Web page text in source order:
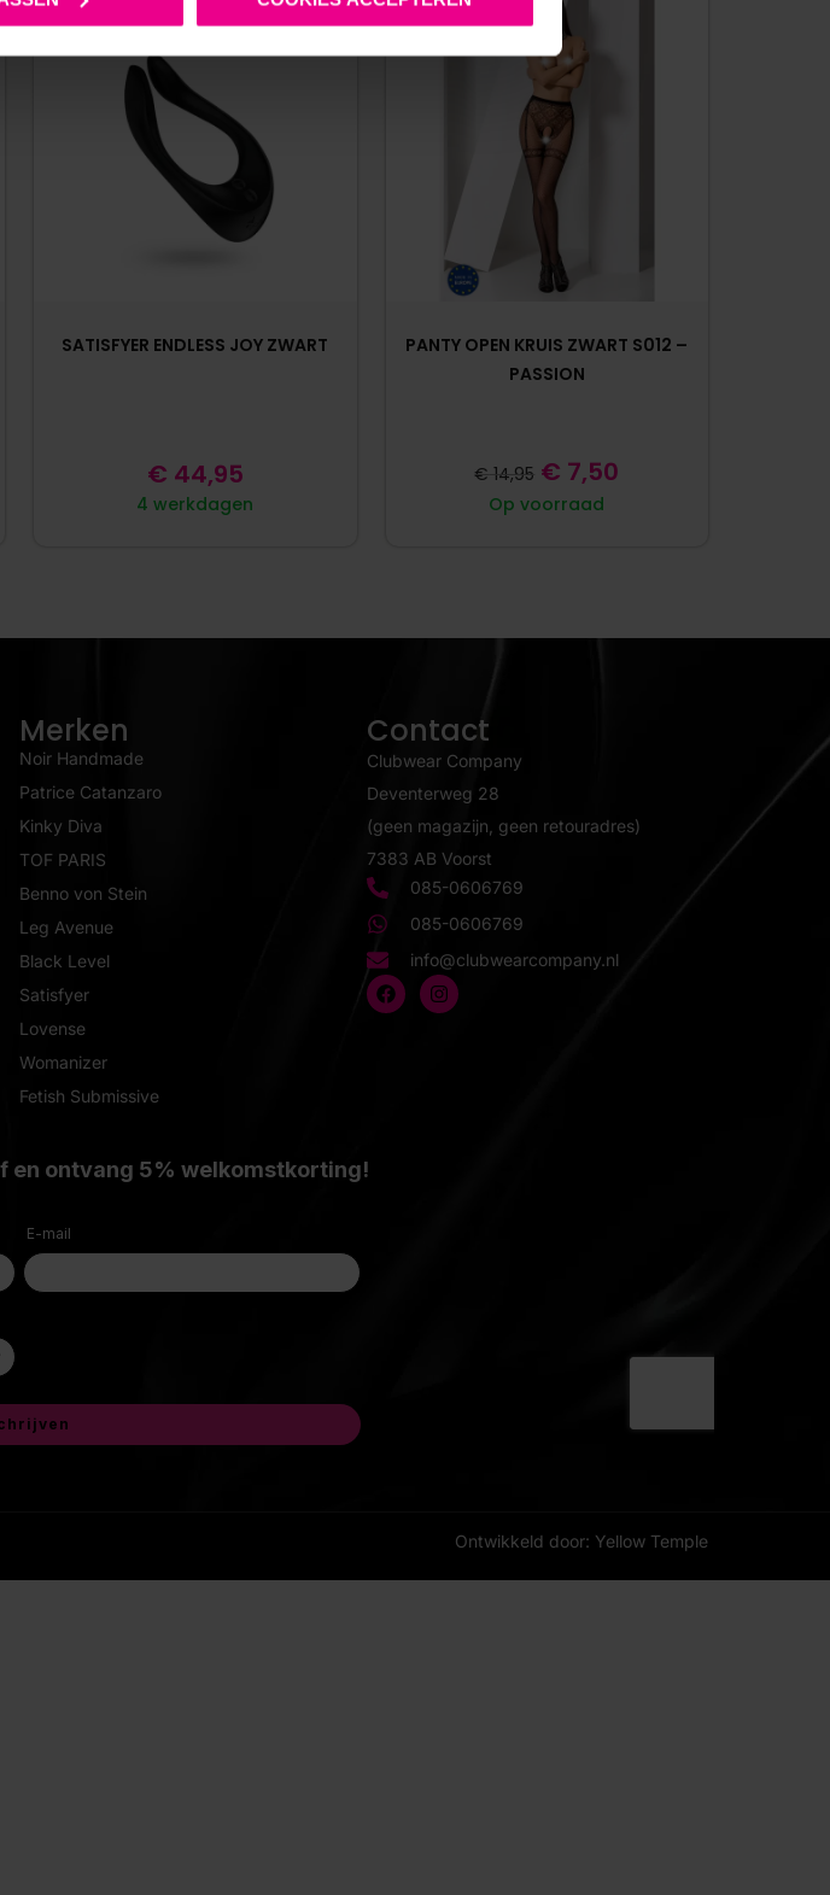
SATISFYER ENDLESS JOY ZWART
4 werkdagen
€ 44,95
SALE!
PANTY OPEN KRUIS ZWART S012 –
PASSION
Op voorraad
€ 14,95 € 7,50
Merken
Noir Handmade
Patrice Catanzaro
Kinky Diva
TOF PARIS
Benno von Stein
Leg Avenue
Black Level
Satisfyer
Lovense
Womanizer
Fetish Submissive
Contact
Clubwear Company
Deventerweg 28
(geen magazijn, geen retouradres)
7383 AB Voorst
085-0606769
085-0606769
info@clubwearcompany.nl
Ontwikkeld door: Yellow Temple